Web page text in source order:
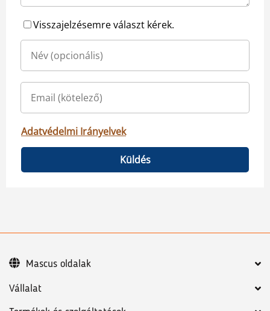
Visszajelzésemre választ kérek.
Adatvédelmi Irányelvek
Küldés
Vállalat
Mascus oldalak